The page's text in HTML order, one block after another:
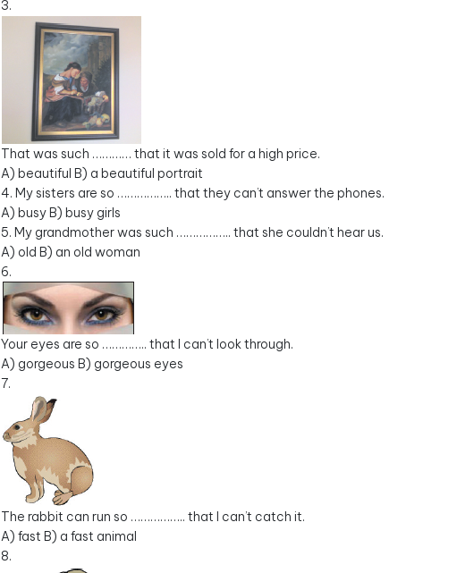
3.
That was such ………… that it was sold for a high price.
A) beautiful B) a beautiful portrait
4. My sisters are so …………….. that they can’t answer the phones.
A) busy B) busy girls
5. My grandmother was such …………….. that she couldn’t hear us.
A) old B) an old woman
6.
Your eyes are so ………….. that I can’t look through.
A) gorgeous B) gorgeous eyes
7.
The rabbit can run so …………….. that I can’t catch it.
A) fast B) a fast animal
8.